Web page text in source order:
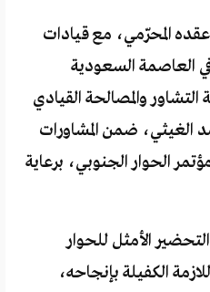
المحرّمي، مع قيادات
في العاصمة السعودية
والمصالحة القيادي
الغيثي، ضمن المشاورات
الحوار الجنوبي، برعاية
الأمثل للحوار
الكفيلة بإنجاحه،